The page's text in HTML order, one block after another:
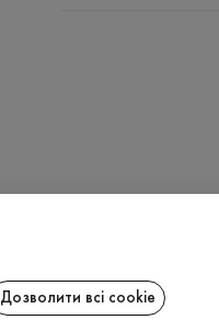
Дозволити всі cookie